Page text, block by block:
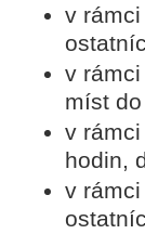
v
v
míst
v
hodin,
v